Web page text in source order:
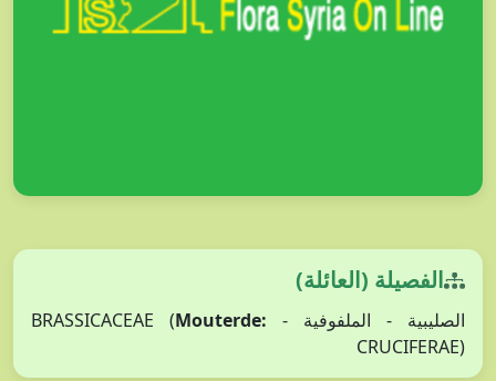
الفصيلة (العائلة)
الصليبية - الملفوفية - BRASSICACEAE ( Mouterde:
CRUCIFERAE)